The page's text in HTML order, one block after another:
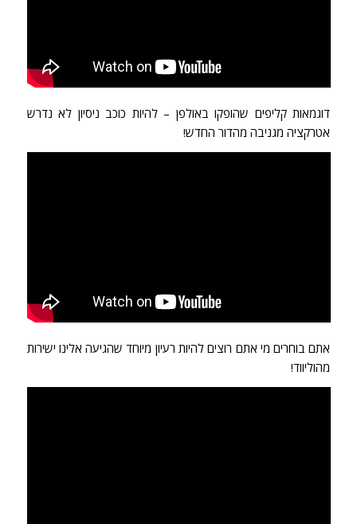
דוגמאות קליפים שהופקו באולפן – להיות כוכב ניסיון לא נדרש
אטרקציה מגניבה מהדור החדש!
אתם בוחרים מי אתם רוצים להיות רעיון מיוחד שהגיעה אלינו ישירות
מהוליווד!